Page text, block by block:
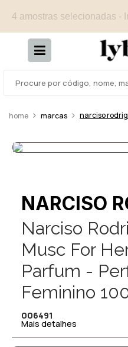
4 amostras selecionadas -
marcas narciso
NARCISO
Narciso
Musc For
Parfum -
Feminino
006491
Mais detalhes